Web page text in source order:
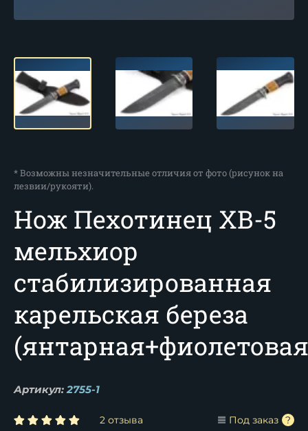
* Возможны незначительные отличия от фото (рисунок на
лезвии/рукояти).
Нож Пехотинец ХВ-5
мельхиор
стабилизированная
карельская береза
Артикул: 2755-1
2 отзыва Под заказ